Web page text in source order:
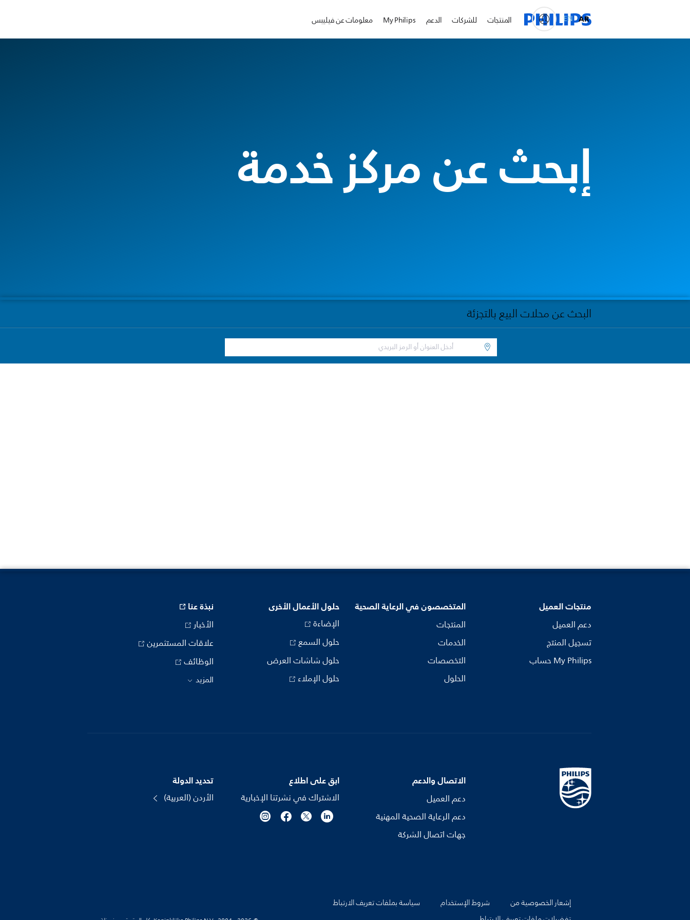
المنتجات للشركات الدعم My Philips معلومات عن فيليبس AR
EN
إبحث عن مركز خدمة
البحث عن محلات البيع بالتجزئة
منتجات العميل
دعم العميل
تسجيل المنتج
My Philips حساب
المتخصصون في الرعاية الصحية
المنتجات
الخدمات
التخصصات
الحلول
حلول الأعمال الأخرى
الإضاءة
حلول السمع
حلول شاشات العرض
حلول الإملاء
نبذة عنا
الأخبار
علاقات المستثمرين
الوظائف
المزيد
الاتصال والدعم
دعم العميل
دعم الرعاية الصحية المهنية
جهات اتصال الشركة
ابق على اطلاع
الاشتراك في نشرتنا الإخبارية
تحديد الدولة
الأردن (العربية)
إشعار الخصوصية من شروط الإستخدام
سياسة بملفات تعريف الارتباط